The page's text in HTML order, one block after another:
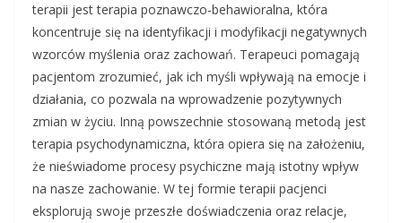
terapii jest terapia poznawczo-behawioralna, która
koncentruje się na identyfikacji i modyfikacji negatywnych
wzorców myślenia oraz zachowań. Terapeuci pomagają
pacjentom zrozumieć, jak ich myśli wpływają na emocje i
działania, co pozwala na wprowadzenie pozytywnych
zmian w życiu. Inną powszechnie stosowaną metodą jest
terapia psychodynamiczna, która opiera się na założeniu,
że nieświadome procesy psychiczne mają istotny wpływ
na nasze zachowanie. W tej formie terapii pacjenci
eksplorują swoje przeszłe doświadczenia oraz relacje,